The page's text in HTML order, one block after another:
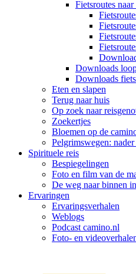
Fietsroutes
Downloads
Downloads
Eten en slapen
Terug naar huis
Op zoek naar
Zoekertjes
Bloemen op de
Pelgrimswegen:
Spirituele reis
Bespiegelingen
Foto en film van de
De weg naar binnen
Ervaringen
Ervaringsverhalen
Weblogs
Podcast camino.nl
Foto- en